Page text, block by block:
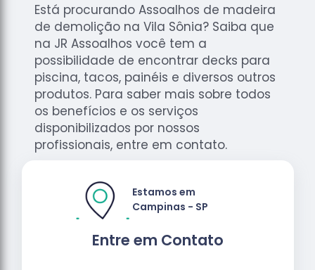
Raspagem
de Tacos
de
Madeiras
Raspagens
de Pisos
Tacos de
Madeiras
Está procurando Assoalhos de madeira
de demolição na Vila Sônia? Saiba que
na JR Assoalhos você tem a
possibilidade de encontrar decks para
piscina, tacos, painéis e diversos outros
produtos. Para saber mais sobre todos
os benefícios e os serviços
disponibilizados por nossos
profissionais, entre em contato.
Entre em Contato
Estamos em
Campinas - SP